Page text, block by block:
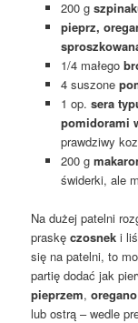
200 g
pieprz,
1/4 małego
4 suszone
1 op. sera
pomidorami
prawdziwy
200 g
świderki, ale
Na dużej patelni
praskęczosnek i
się na patelni, to
partię dodać jak
pieprzem, oregano
lub ostrą – wedle